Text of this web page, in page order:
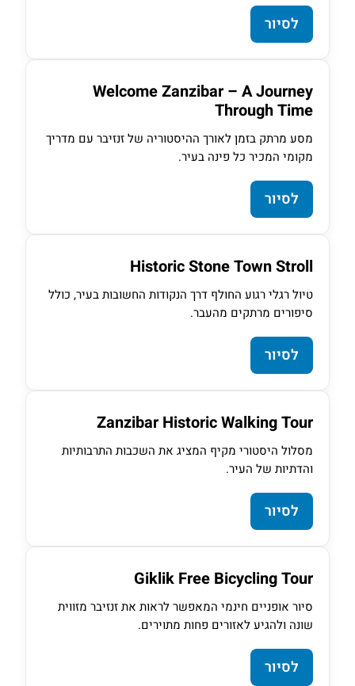
לסיור
Welcome Zanzibar – A Journey
Through Time
מסע מרתק בזמן לאורך ההיסטוריה של זנזיבר עם מדריך
מקומי המכיר כל פינה בעיר.
לסיור
Historic Stone Town Stroll
טיול רגלי רגוע החולף דרך הנקודות החשובות בעיר, כולל
סיפורים מרתקים מהעבר.
לסיור
Zanzibar Historic Walking Tour
מסלול היסטורי מקיף המציג את השכבות התרבותיות
והדתיות של העיר.
לסיור
Giklik Free Bicycling Tour
סיור אופניים חינמי המאפשר לראות את זנזיבר מזווית
שונה ולהגיע לאזורים פחות מתוירים.
לסיור